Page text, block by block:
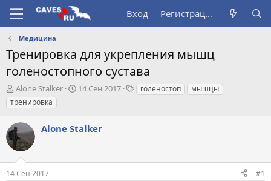
Вход Регистрация
Медицина
Тренировка для укрепления мышц
голеностопного сустава
А
в
т
о
р
т
е
м
ы
Alone Stalker
Д
н
а
14 Сен 2017
Тголеностоп
мышцы
тренировка
Alone Stalker
14 Сен 2017 #1